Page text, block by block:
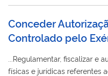
Conceder
Controlado pelo
...Regulamentar, fiscalizar e
físicas e jurídicas referentes